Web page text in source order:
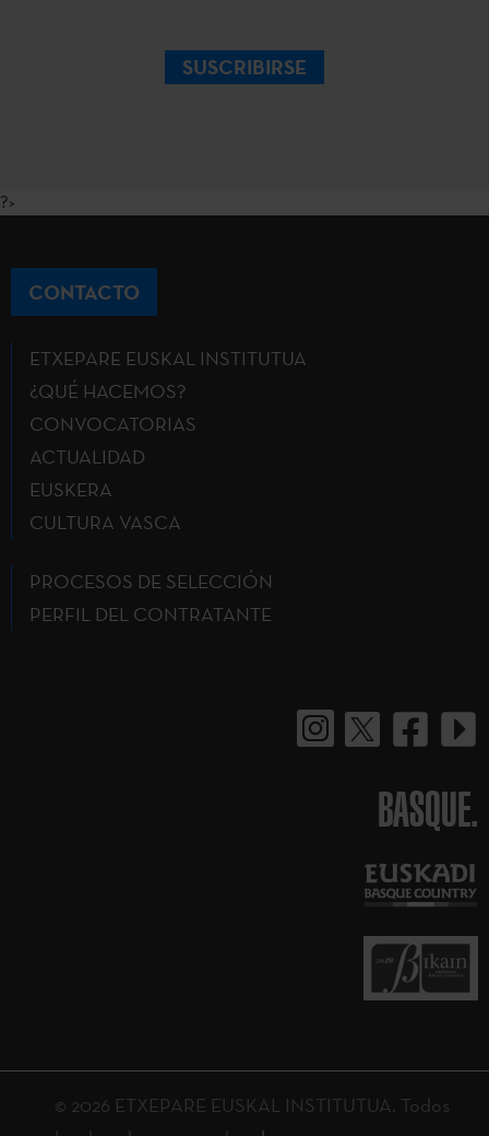
SUSCRIBIRSE
?>
CONTACTO
ETXEPARE EUSKAL INSTITUTUA
¿QUÉ HACEMOS?
CONVOCATORIAS
ACTUALIDAD
EUSKERA
CULTURA VASCA
PROCESOS DE SELECCIÓN
PERFIL DEL CONTRATANTE
BASQUE.
© 2026 ETXEPARE EUSKAL INSTITUTUA. Todos